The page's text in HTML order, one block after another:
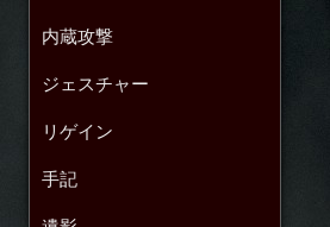
内蔵攻撃
ジェスチャー
リゲイン
手記